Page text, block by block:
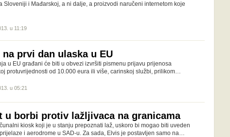
Sloveniji i Mađarskoj, a ni dalje, a proizvodi naručeni internetom koje
u 11:19
na prvi dan ulaska u EU
u EU građani će biti u obvezi izvršiti pismenu prijavu prijenosa
protuvrijednosti od 10.000 eura ili više, carinskoj službi, prilikom…
u 05:21
u borbi protiv lažljivaca na granicama
kiosk koji je u stanju prepoznati laž, uskoro bi mogao biti uveden
i aerodrome u SAD-u. Za sada, Elvis je postavljen samo na…